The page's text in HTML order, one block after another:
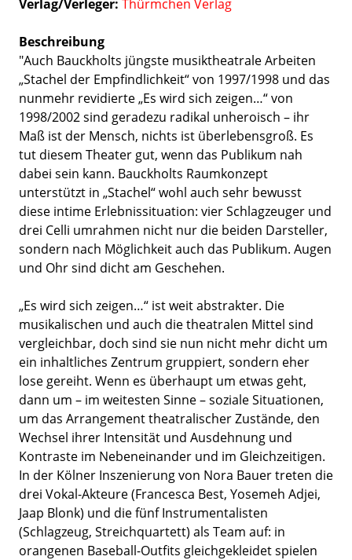
Verlag/Verleger Thürmchen Verlag
Beschreibung
"Auch Bauckholts jüngste musiktheatrale Arbeiten
„Stachel der Empfindlichkeit“ von 1997/1998 und das
nunmehr revidierte „Es wird sich zeigen…“ von
1998/2002 sind geradezu radikal unheroisch – ihr
Maß ist der Mensch, nichts ist überlebensgroß. Es
tut diesem Theater gut, wenn das Publikum nah
dabei sein kann. Bauckholts Raumkonzept
unterstützt in „Stachel“ wohl auch sehr bewusst
diese intime Erlebnissituation: vier Schlagzeuger und
drei Celli umrahmen nicht nur die beiden Darsteller,
sondern nach Möglichkeit auch das Publikum. Augen
und Ohr sind dicht am Geschehen.
„Es wird sich zeigen…“ ist weit abstrakter. Die
musikalischen und auch die theatralen Mittel sind
vergleichbar, doch sind sie nun nicht mehr dicht um
ein inhaltliches Zentrum gruppiert, sondern eher
lose gereiht. Wenn es überhaupt um etwas geht,
dann um – im weitesten Sinne – soziale Situationen,
um das Arrangement theatralischer Zustände, den
Wechsel ihrer Intensität und Ausdehnung und
Kontraste im Nebeneinander und im Gleichzeitigen.
In der Kölner Inszenierung von Nora Bauer treten die
drei Vokal-Akteure (Francesca Best, Yosemeh Adjei,
Jaap Blonk) und die fünf Instrumentalisten
(Schlagzeug, Streichquartett) als Team auf: in
orangenen Baseball-Outfits gleichgekleidet spielen